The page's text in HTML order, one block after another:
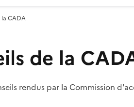
la CADA
de la
rendus par la Commission